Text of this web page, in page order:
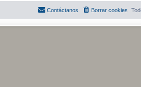
Borrar cookies
Contáctanos